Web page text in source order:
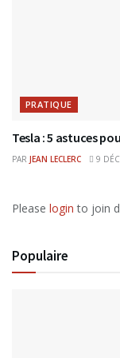
PRATIQUE
Tesla : 5 astuces
PAR JEAN LECLERC 9
Please login to join
Populaire